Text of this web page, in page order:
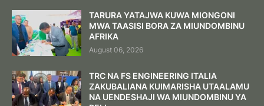
TARURA YATAJWA KUWA MIONGONI
MWA TAASISI BORA ZA MIUNDOMBINU
AFRIKA
August 06, 2026
TRC NA FS ENGINEERING ITALIA
ZAKUBALIANA KUIMARISHA UTAALAMU
NA UENDESHAJI WA MIUNDOMBINU YA